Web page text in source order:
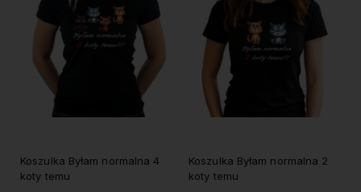
Koszulka Byłam normalna 4
koty temu
Koszulka Byłam normalna 2
koty temu